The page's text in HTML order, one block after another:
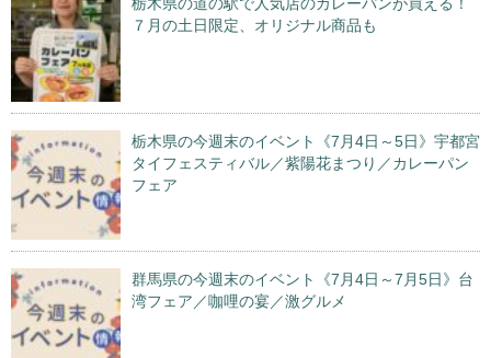
７月の土日限定、オリジナル商品も
栃木県の今週末のイベント《7月4日～5日》宇都宮
タイフェスティバル／紫陽花まつり／カレーパン
フェア
群馬県の今週末のイベント《7月4日～7月5日》台
湾フェア／咖哩の宴／激グルメ